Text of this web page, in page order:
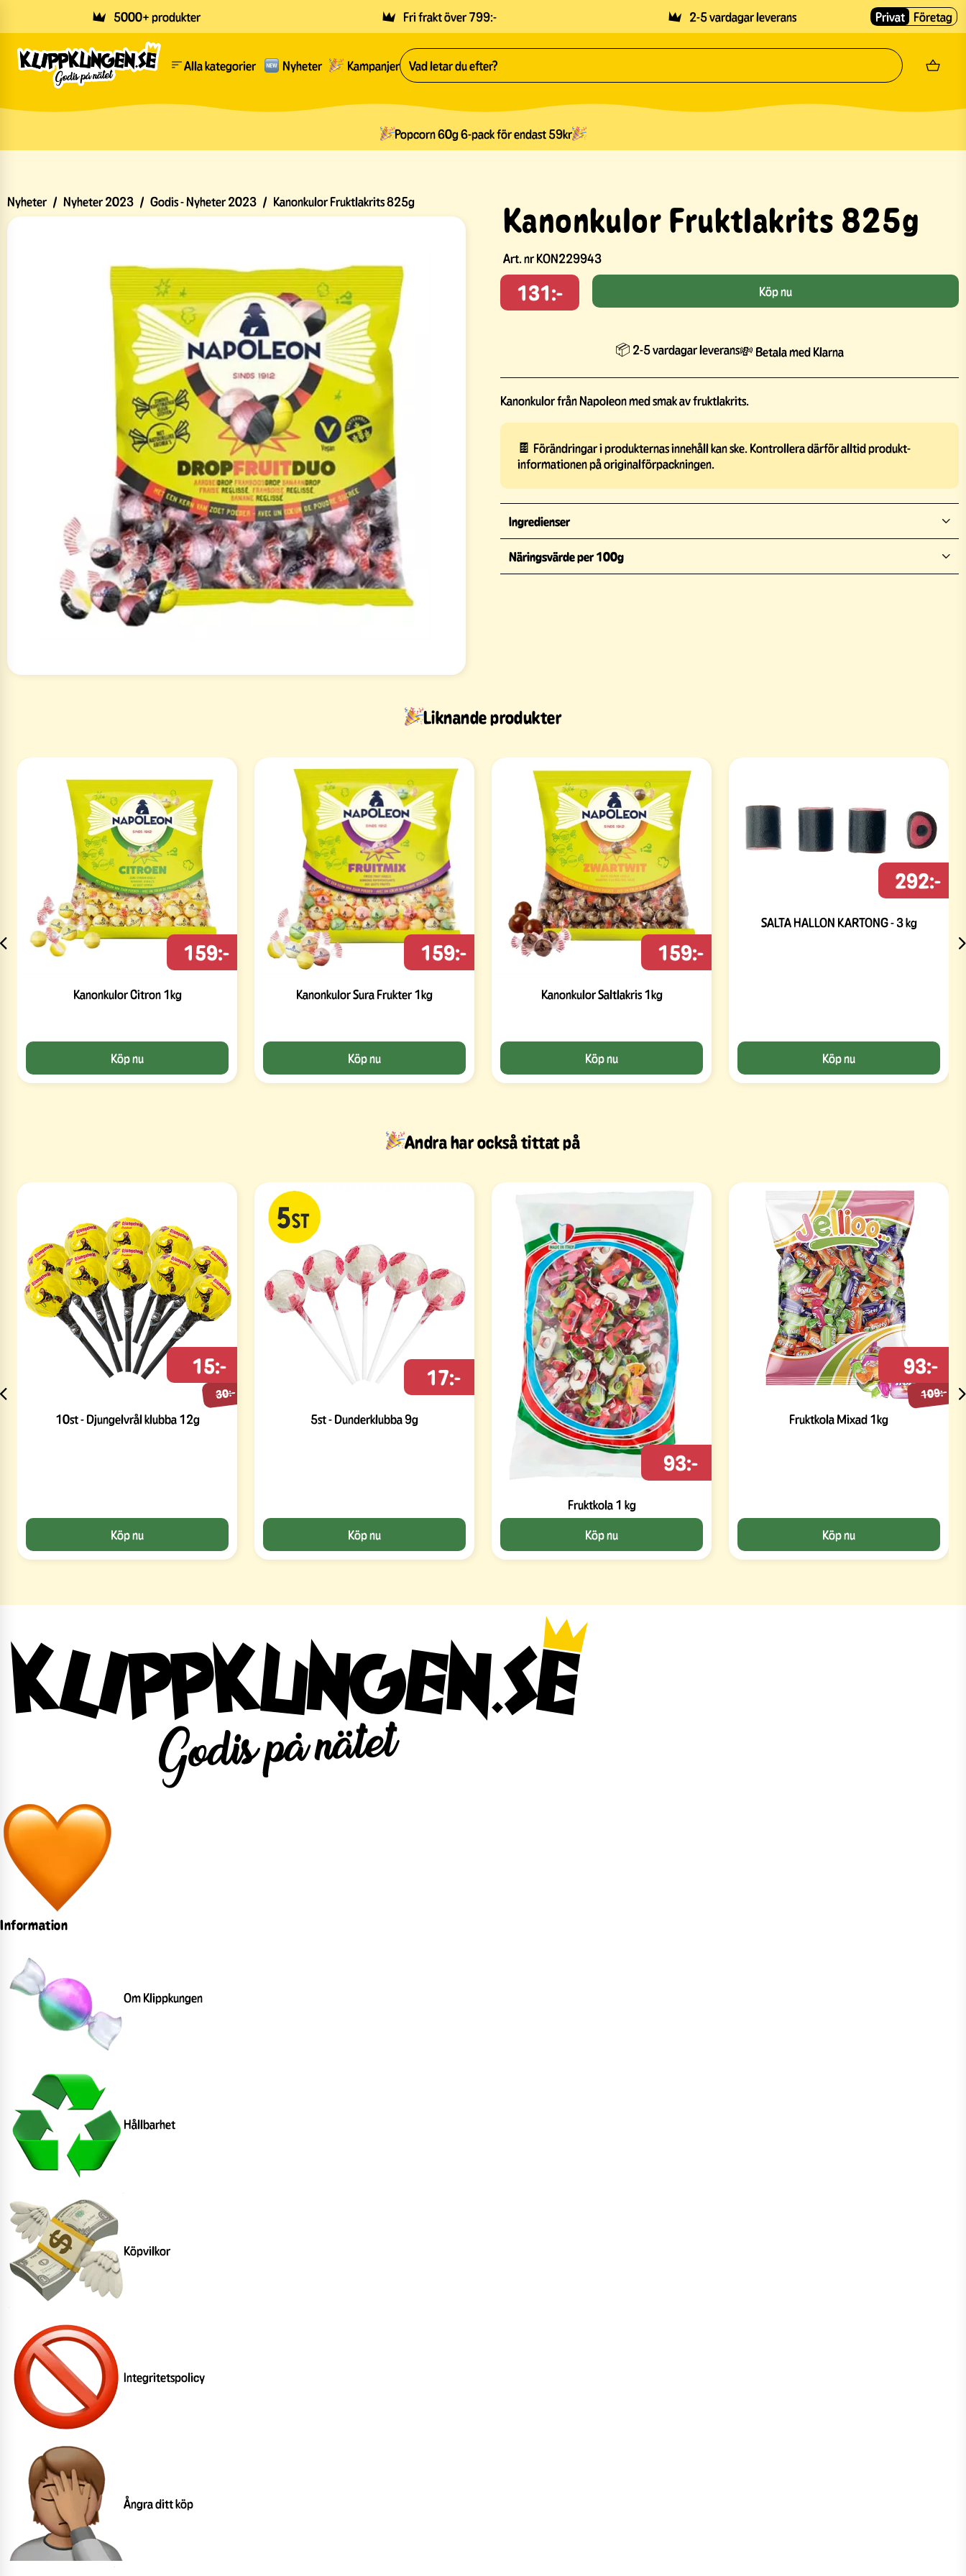
5000+ produkter Fri frakt över 799:- 2-5 vardagar leverans Privat Företag
Alla kategorier Nyheter Kampanjer
Popcorn 60g 6-pack för endast 59kr
Nyheter / Nyheter 2023 / Godis - Nyheter 2023 / Kanonkulor Fruktlakrits 825g Kanonkulor Fruktlakrits 825g
Art. nrKON229943
131:- Köp nu
📦 2-5 vardagar leverans💸 Betala med Klarna
Kanonkulor från Napoleon med smak av fruktlakrits.
🍫 Förändringar i produkternas innehåll kan ske. Kontrollera därför alltid produkt-
informationen på originalförpackningen.
Ingredienser
Näringsvärde per 100g
Liknande produkter
Kanonkulor Citron 1kg
159:-
Köp nu
Kanonkulor Sura Frukter 1kg
159:-
Köp nu
Kanonkulor Saltlakris 1kg
159:-
Köp nu
SALTA HALLON KARTONG - 3 kg
292:-
Köp nu
Andra har också tittat på
10st - Djungelvrål klubba 12g
30:-
15:-
Köp nu
5st - Dunderklubba 9g
17:-
Köp nu
Fruktkola 1 kg
93:-
Köp nu
Fruktkola Mixad 1kg
109:-
93:-
Köp nu
Information
Om Klippkungen
Hållbarhet
Köpvilkor
Integritetspolicy
Ångra ditt köp